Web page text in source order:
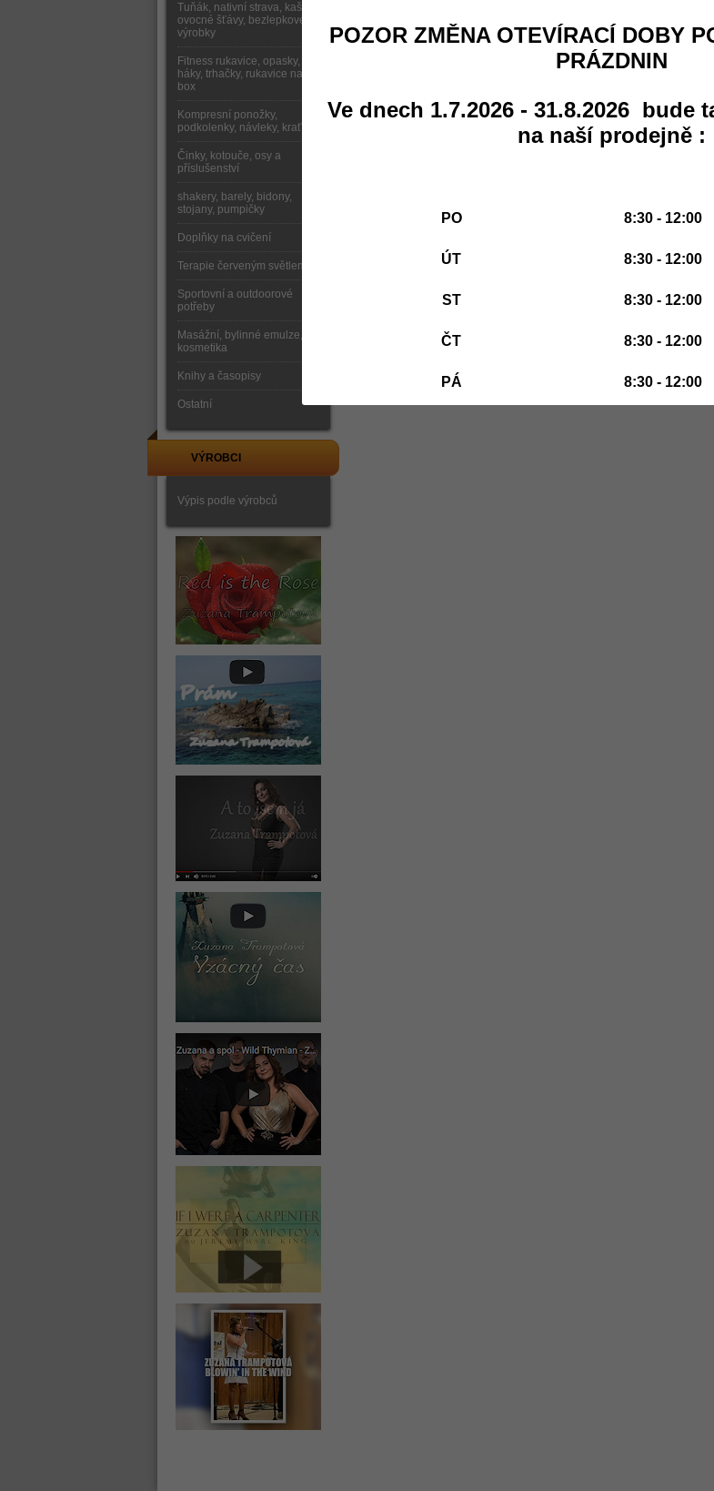
Tuňák, nativní strava, kaše,
ovocné šťávy, bezlepkové
výrobky
Fitness rukavice, opasky,
háky, trhačky, rukavice na
box
Kompresní ponožky,
podkolenky, návleky, kraťasy
Činky, kotouče, osy a
příslušenství
shakery, barely, bidony,
stojany, pumpičky
Doplňky na cvičení
Terapie červeným světlem
Sportovní a outdoorové
potřeby
Masážní, bylinné emulze,
kosmetika
Knihy a časopisy
Ostatní
VÝROBCI
Výpis podle výrobců
POZOR ZMĚNA OTEVÍRACÍ DOBY
PRÁZDNIN
Ve dnech 1.7.2026 - 31.8.2026 bude
na naší prodejně :
PO 8:30 - 12:00
ÚT 8:30 - 12:00
ST 8:30 - 12:00
ČT 8:30 - 12:00
PÁ 8:30 - 12:00